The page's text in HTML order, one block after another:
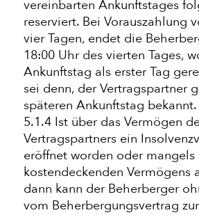
vereinbarten Ankunftstages
reserviert. Bei Vorauszahlung
vier Tagen, endet die
18:00 Uhr des vierten Tages,
Ankunftstag als erster Tag
sei denn, der Vertragspartner
späteren Ankunftstag bekannt.
5.1.4 Ist über das Vermögen
Vertragspartners ein
eröffnet worden oder mangels
kostendeckenden Vermögens
dann kann der Beherberger
vom Beherbergungsvertrag